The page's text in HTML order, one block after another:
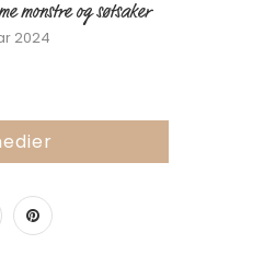
monstre og søtsaker
2024